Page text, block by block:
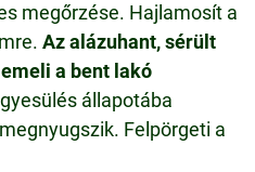
megőrzése. Hajlamosít a
Az alázuhant, sérült
a bent lakó
állapotába
Felpörgeti a